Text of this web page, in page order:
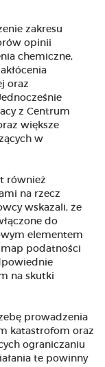
zakresu
opinii
chemiczne,
oraz
z Centrum
większe
w
również
na rzecz
wskazali, że
do
elementem
podatności
na skutki
prowadzenia
katastrofom oraz
ograniczaniu
te powinny